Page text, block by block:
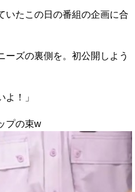
いたこの日の番組の企画に合
ーズの裏側を。初公開しよう
！」
プの束w